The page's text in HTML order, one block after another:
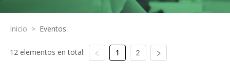
Inicio > Eventos
12 elementos en total: 1 2